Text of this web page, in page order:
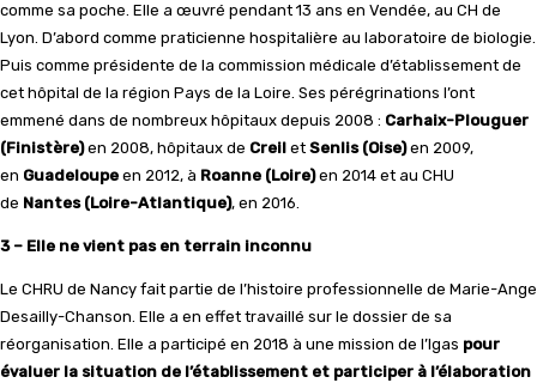
comme sa poche. Elle a œuvré pendant 13 ans en Vendée, au CH de
Lyon. D’abord comme praticienne hospitalière au laboratoire de biologie.
Puis comme présidente de la commission médicale d’établissement de
cet hôpital de la région Pays de la Loire. Ses pérégrinations l’ont
emmené dans de nombreux hôpitaux depuis 2008 : Carhaix-Plouguer
(Finistère)en 2008, hôpitaux de Creil et Senlis (Oise)en 2009,
en Guadeloupe en 2012, à Roanne (Loire)en 2014 et au CHU
de Nantes (Loire-Atlantique), en 2016.
3 – Elle ne vient pas en terrain inconnu
Le CHRU de Nancy fait partie de l’histoire professionnelle de Marie-Ange
Desailly-Chanson. Elle a en effet travaillé sur le dossier de sa
réorganisation. Elle a participé en 2018 à une mission de l’Igas pour
évaluer la situation de l’établissement et participer à l’élaboration